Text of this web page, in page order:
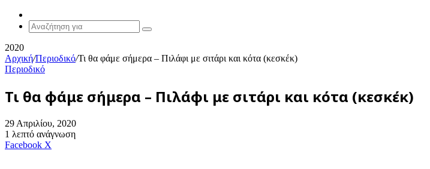
Article
Αναζήτηση
2020
Αρχική/Περιοδικό/Τι θα φάμε σήμερα – Πιλάφι με σιτάρι και κότα (κεσκέκ)
Περιοδικό
Τι θα φάμε σήμερα – Πιλάφι με σιτάρι και κότα (κεσκέκ)
29 Απριλίου, 2020
1 λεπτό ανάγνωση
Facebook X